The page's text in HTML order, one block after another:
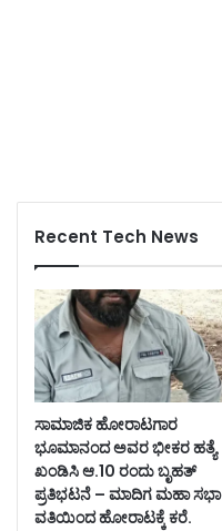
Recent Tech News
ಸಾಮಾಜಿಕ ಹೋರಾಟಗಾರ
ಭೂಮಾನಂದ ಅವರ ಭೀಕರ ಹತ್ಯೆ
ಖಂಡಿಸಿ ಆ.10 ರಂದು ಬೃಹತ್
ಪ್ರತಿಭಟನೆ – ಮಾದಿಗ ಮಹಾ ಸಭಾ
ವತಿಯಿಂದ ಹೋರಾಟಕ್ಕೆ ಕರೆ.